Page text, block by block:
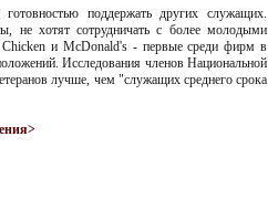
поддержать других служащих.
не хотят сотрудничать с более молодыми
Chicken и McDonald's - первые среди фирм в
Исследования членов Национальной
лучше, чем "служащих среднего срока